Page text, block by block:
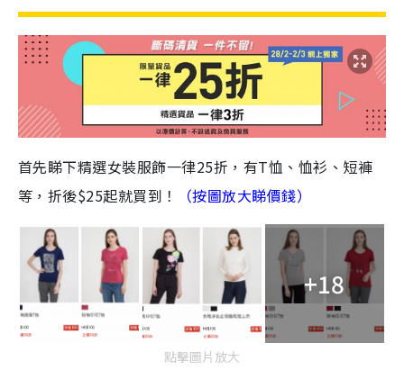
首先睇下精選女裝服飾一律25折，有T恤、恤衫、短褲
等，折後$25起就買到！
（按圖放大睇價錢）
+18
點擊圖片放大